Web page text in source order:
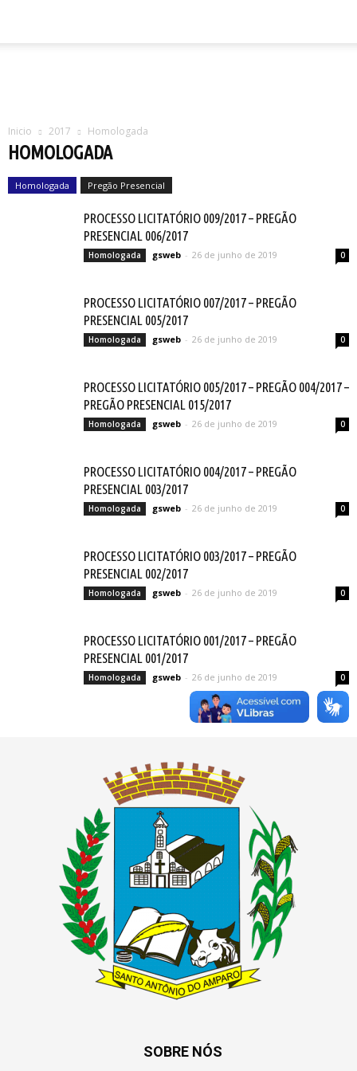
Inicio 2017 Homologada
HOMOLOGADA
Homologada Pregão Presencial
PROCESSO LICITATÓRIO 009/2017 – PREGÃO
PRESENCIAL 006/2017
Homologada gsweb - 26 de junho de 2019 0
PROCESSO LICITATÓRIO 007/2017 – PREGÃO
PRESENCIAL 005/2017
Homologada gsweb - 26 de junho de 2019 0
PROCESSO LICITATÓRIO 005/2017 – PREGÃO 004/2017 –
PREGÃO PRESENCIAL 015/2017
Homologada gsweb - 26 de junho de 2019 0
PROCESSO LICITATÓRIO 004/2017 – PREGÃO
PRESENCIAL 003/2017
Homologada gsweb - 26 de junho de 2019 0
PROCESSO LICITATÓRIO 003/2017 – PREGÃO
PRESENCIAL 002/2017
Homologada gsweb - 26 de junho de 2019 0
PROCESSO LICITATÓRIO 001/2017 – PREGÃO
PRESENCIAL 001/2017
Homologada gsweb - 26 de junho de 2019 0
SOBRE NÓS